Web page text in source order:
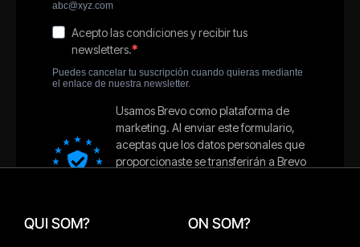
QUI SOM? ON SOM?